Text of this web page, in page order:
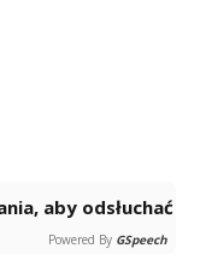
Powered By GSpeech